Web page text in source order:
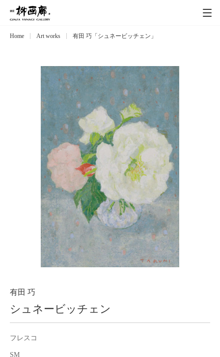
Exhibitions
カタログ
Schedule スケジュール
ブログ
Contact
Purchase assessment
Home Art works 有田 巧「シュネービッチェン」
有田 巧
シュネービッチェン
フレスコ
SM